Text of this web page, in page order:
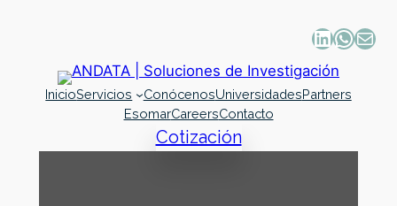
InicioServicios ConócenosUniversidadesPartners
EsomarCareersContacto
Cotización